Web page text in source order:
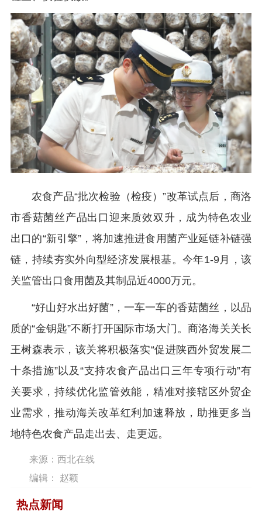
农食产品“批次检验（检疫）”改革试点后，商洛
市香菇菌丝产品出口迎来质效双升，成为特色农业
出口的“新引擎”，将加速推进食用菌产业延链补链强
链，持续夯实外向型经济发展根基。今年1-9月，该
关监管出口食用菌及其制品近4000万元。
“好山好水出好菌”，一车一车的香菇菌丝，以品
质的“金钥匙”不断打开国际市场大门。商洛海关关长
王树森表示，该关将积极落实“促进陕西外贸发展二
十条措施”以及“支持农食产品出口三年专项行动”有
关要求，持续优化监管效能，精准对接辖区外贸企
业需求，推动海关改革红利加速释放，助推更多当
地特色农食产品走出去、走更远。
来源：西北在线
编辑： 赵颖
热点新闻